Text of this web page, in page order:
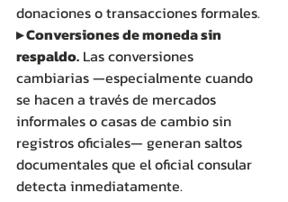
donaciones o transacciones formales.
▸ Conversiones de moneda sin
respaldo. Las conversiones
cambiarias —especialmente cuando
se hacen a través de mercados
informales o casas de cambio sin
registros oficiales— generan saltos
documentales que el oficial consular
detecta inmediatamente.